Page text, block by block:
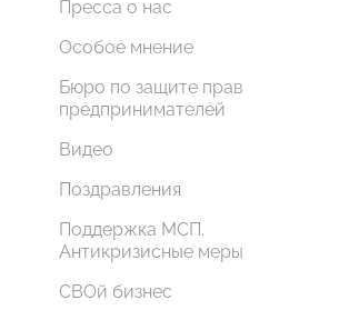
Пресса о нас
Особое мнение
Бюро по защите прав
предпринимателей
Видео
Поздравления
Поддержка МСП.
Антикризисные меры
СВОй бизнес